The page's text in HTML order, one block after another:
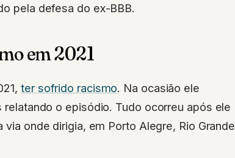
pela defesa do ex-BBB.
em 2021
ter sofrido racismo. Na ocasião ele
o episódio. Tudo ocorreu após ele
onde dirigia, em Porto Alegre, Rio Grande